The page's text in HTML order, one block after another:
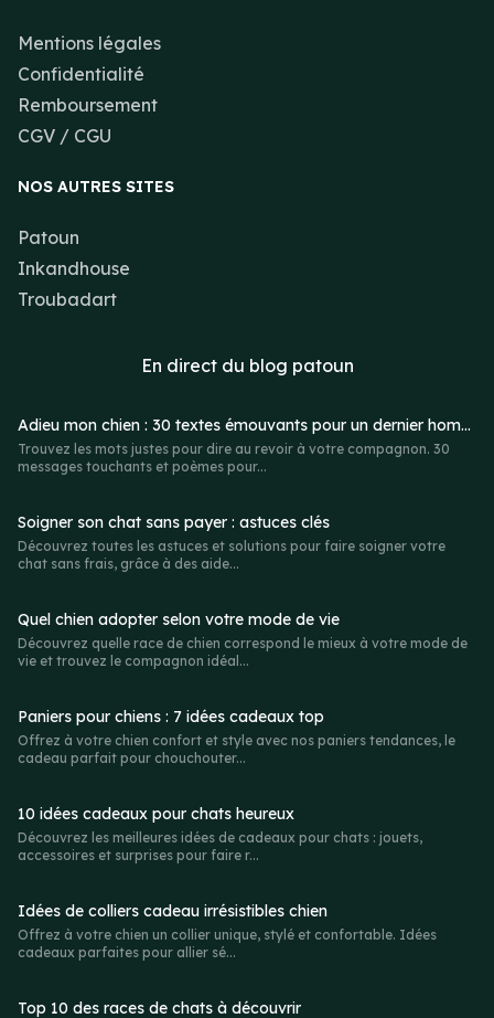
Mentions légales
Confidentialité
Remboursement
CGV / CGU
NOS AUTRES SITES
Patoun
Inkandhouse
Troubadart
En direct du blog patoun
Adieu mon chien : 30 textes émouvants pour un dernier hommage
Trouvez les mots justes pour dire au revoir à votre compagnon. 30
messages touchants et poèmes pour...
Soigner son chat sans payer : astuces clés
Découvrez toutes les astuces et solutions pour faire soigner votre
chat sans frais, grâce à des aide...
Quel chien adopter selon votre mode de vie
Découvrez quelle race de chien correspond le mieux à votre mode de
vie et trouvez le compagnon idéal...
Paniers pour chiens : 7 idées cadeaux top
Offrez à votre chien confort et style avec nos paniers tendances, le
cadeau parfait pour chouchouter...
10 idées cadeaux pour chats heureux
Découvrez les meilleures idées de cadeaux pour chats : jouets,
accessoires et surprises pour faire r...
Idées de colliers cadeau irrésistibles chien
Offrez à votre chien un collier unique, stylé et confortable. Idées
cadeaux parfaites pour allier sé...
Top 10 des races de chats à découvrir